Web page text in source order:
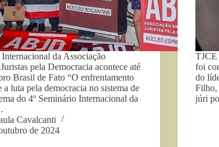
da Associação
pela Democracia acontece até
Brasil de Fato “O enfrentamento
a luta pela democracia no sistema de
do 4º Seminário Internacional da
Cavalcanti
de 2024
TJCE
foi
do
Filho,
júri